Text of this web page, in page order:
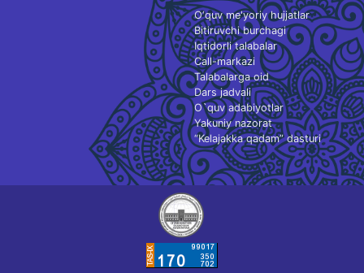
O‘quv me'yoriy hujjatlar
Bitiruvchi burchagi
Iqtidorli talabalar
Call-markazi
Talabalarga oid
Dars jadvali
O`quv adabiyotlar
Yakuniy nazorat
“Kelajakka qadam” dasturi